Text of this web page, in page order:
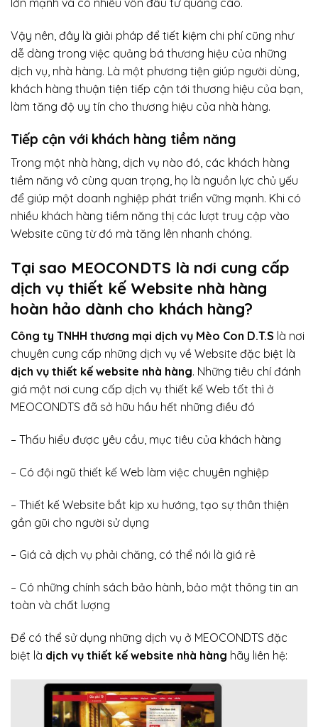
lớn mạnh và có nhiều vốn đầu tư quảng cáo.
Vậy nên, đây là giải pháp để tiết kiệm chi phí cũng như
dễ dàng trong việc quảng bá thương hiệu của những
dịch vụ, nhà hàng. Là một phương tiện giúp người dùng,
khách hàng thuận tiện tiếp cận tới thương hiệu của bạn,
làm tăng độ uy tín cho thương hiệu của nhà hàng.
Tiếp cận với khách hàng tiềm năng
Trong một nhà hàng, dịch vụ nào đó, các khách hàng
tiềm năng vô cùng quan trọng, họ là nguồn lực chủ yếu
để giúp một doanh nghiệp phát triển vững mạnh. Khi có
nhiều khách hàng tiềm năng thị các lượt truy cập vào
Website cũng từ đó mà tăng lên nhanh chóng.
Tại sao MEOCONDTS là nơi cung cấp
dịch vụ thiết kế Website nhà hàng
hoàn hảo dành cho khách hàng?
Công ty TNHH thương mại dịch vụ Mèo Con D.T.S là nơi
chuyên cung cấp những dịch vụ về Website đặc biệt là
dịch vụ thiết kế website nhà hàng. Những tiêu chí đánh
giá một nơi cung cấp dịch vụ thiết kế Web tốt thì ở
MEOCONDTS đã sở hữu hầu hết những điều đó
– Thấu hiểu được yêu cầu, mục tiêu của khách hàng
– Có đội ngũ thiết kế Web làm việc chuyên nghiệp
– Thiết kế Website bắt kịp xu hướng, tạo sự thân thiện
gần gũi cho người sử dụng
– Giá cả dịch vụ phải chăng, có thể nói là giá rẻ
– Có những chính sách bảo hành, bảo mật thông tin an
toàn và chất lượng
Để có thể sử dụng những dịch vụ ở MEOCONDTS đặc
biệt là dịch vụ thiết kế website nhà hàng hãy liên hệ: